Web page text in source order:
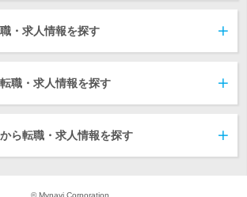
・求人情報を探す
職・求人情報を探す
ら転職・求人情報を探す
© Mynavi Corporation